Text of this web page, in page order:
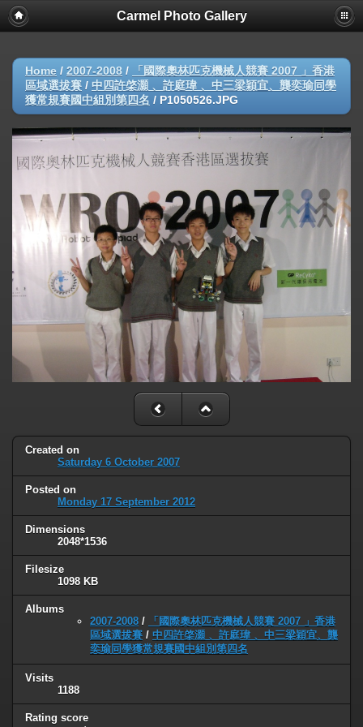
Carmel Photo Gallery
Home / 2007-2008 /
「國際奧林匹克機械人競賽 2007 」香港
區域選拔賽 / 中四許棨灝 、許庭瑋 、中三梁穎宜、龔奕瑜同學
獲常規賽國中組別第四名 / P1050526.JPG
Created on
Saturday 6 October 2007
Posted on
Monday 17 September 2012
Dimensions
2048*1536
Filesize
1098 KB
Albums
2007-2008 /
「國際奧林匹克機械人競賽 2007 」香港
區域選拔賽 / 中四許棨灝 、許庭瑋 、中三梁穎宜、龔
奕瑜同學獲常規賽國中組別第四名
Visits
1188
Rating score